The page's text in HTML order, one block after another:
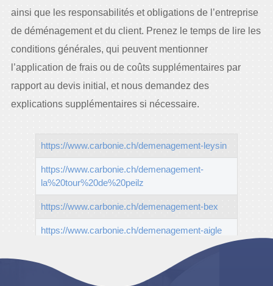
ainsi que les responsabilités et obligations de l’entreprise
de déménagement et du client. Prenez le temps de lire les
conditions générales, qui peuvent mentionner
l’application de frais ou de coûts supplémentaires par
rapport au devis initial, et nous demandez des
explications supplémentaires si nécessaire.
https://www.carbonie.ch/demenagement-leysin
https://www.carbonie.ch/demenagement-
la%20tour%20de%20peilz
https://www.carbonie.ch/demenagement-bex
https://www.carbonie.ch/demenagement-aigle